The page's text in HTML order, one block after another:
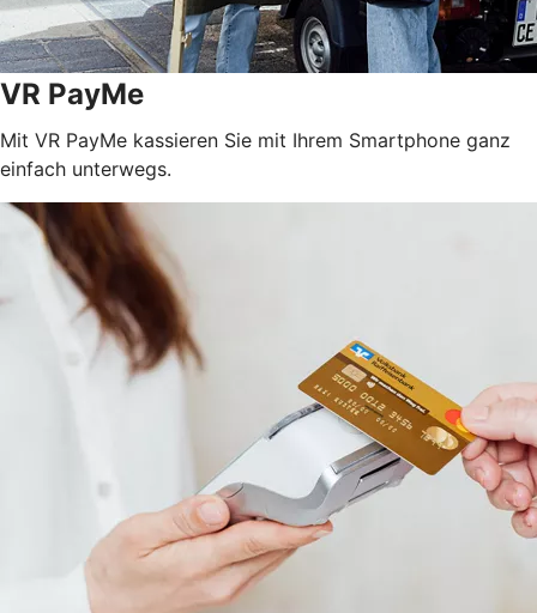
VR PayMe
Mit VR PayMe kassieren Sie mit Ihrem Smartphone ganz
einfach unterwegs.